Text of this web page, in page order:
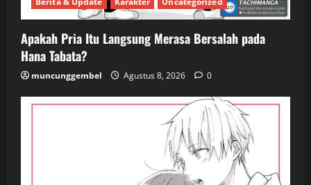
Apakah Pria Itu Langsung Merasa Bersalah pada
Hana Tabata?
muncunggembel Agustus 8, 2026 0